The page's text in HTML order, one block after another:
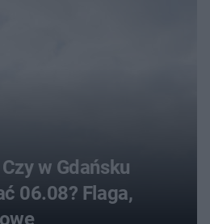
w Gdańsku
06.08? Flaga,